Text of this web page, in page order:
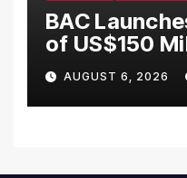
BAC
of US$150
Malaysia
AUGUST 6, 2026